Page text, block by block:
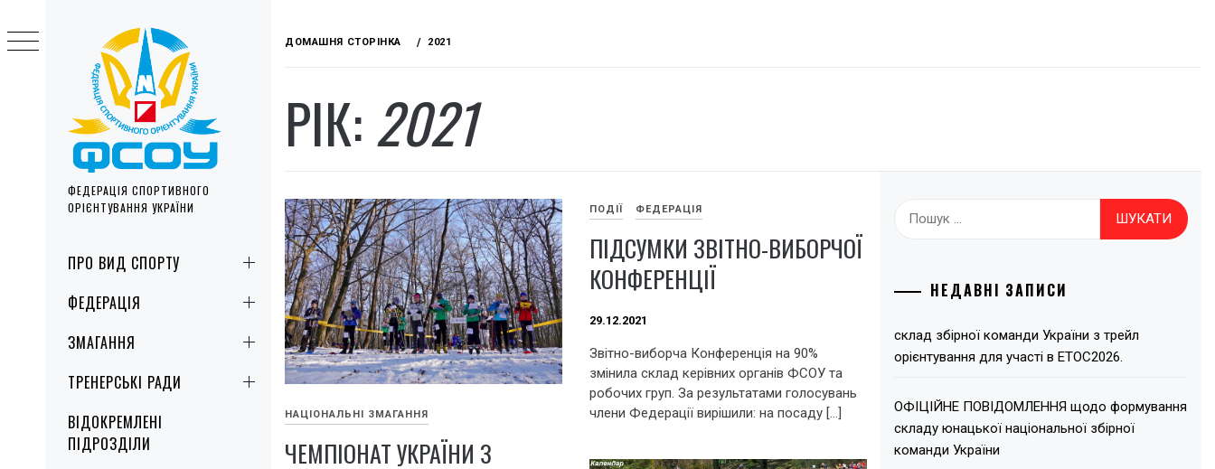
ФЕДЕРАЦІЯ СПОРТИВНОГО
ОРІЄНТУВАННЯ УКРАЇНИ
MenuПРО ВИД СПОРТУ
ФЕДЕРАЦІЯ
ЗМАГАННЯ
ТРЕНЕРСЬКІ РАДИ
ВІДОКРЕМЛЕНІ
ПІДРОЗДІЛИ
to
content
ДОМАШНЯ СТОРІНКА 2021
РІК:2021
НАЦІОНАЛЬНІ ЗМАГАННЯ
ЧЕМПІОНАТ УКРАЇНИ З
ПОДІЇ ФЕДЕРАЦІЯ
ПІДСУМКИ ЗВІТНО-ВИБОРЧОЇ
КОНФЕРЕНЦІЇ
29.12.2021
Звітно-виборча Конференція на 90%
змінила склад керівних органів ФСОУ та
робочих груп. За результатами голосувань
члени Федерації вирішили: на посаду […]
НЕДАВНІ ЗАПИСИ
склад збірної команди України з трейл
орієнтування для участі в ЕТОС2026.
ОФІЦІЙНЕ ПОВІДОМЛЕННЯ щодо формування
складу юнацької національної збірної
команди України